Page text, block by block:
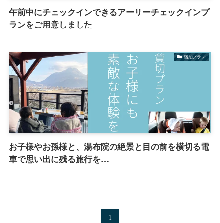
午前中にチェックインできるアーリーチェックインプ
ランをご用意しました
宿泊プラン
お子様やお孫様と、湯布院の絶景と目の前を横切る電
車で思い出に残る旅行を…
1